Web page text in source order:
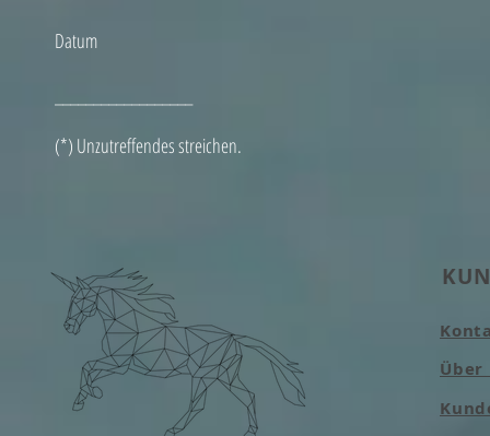
Datum
(*) Unzutreffendes streichen.
Über